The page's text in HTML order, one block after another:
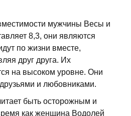
мужчины Весы и
8,3, они являются
по жизни вместе,
друг друга. Их
на высоком уровне. Они
и любовниками.
быть осторожным и
как женщина Водолей